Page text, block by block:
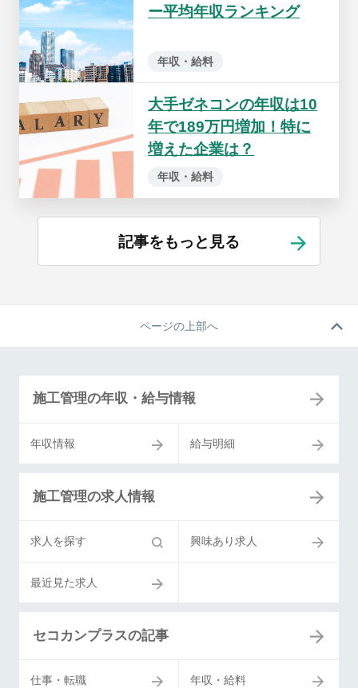
ー平均年収ランキング
年収・給料
大手ゼネコンの年収は10
年で189万円増加！特に
増えた企業は？
年収・給料
記事をもっと見る
ページの上部へ
施工管理の年収・給与情報
年収情報 給与明細
施工管理の求人情報
求人を探す 興味あり求人
最近見た求人
セコカンプラスの記事
仕事・転職 年収・給料